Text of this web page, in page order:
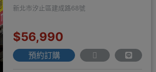
新北市汐止區建成路68號
$56,990
預約訂購